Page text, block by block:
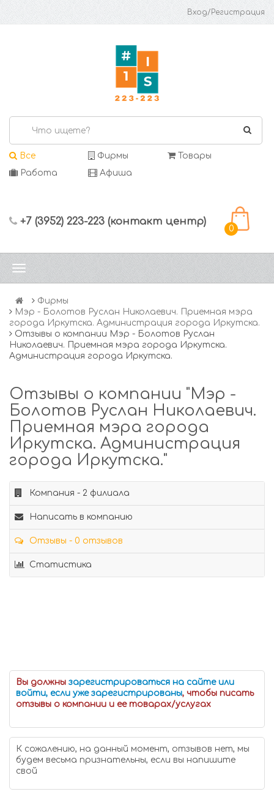
Вход/Регистрация
Все Фирмы
Товары
Работа
Афиша
+7 (3952) 223-223 (контакт центр)
0
Фирмы
Мэр - Болотов Руслан Николаевич. Приемная мэра
города Иркутска. Администрация города Иркутска.
Отзывы о компании Мэр - Болотов Руслан
Николаевич. Приемная мэра города Иркутска.
Администрация города Иркутска.
Отзывы о компании "Мэр -
Болотов Руслан Николаевич.
Приемная мэра города
Иркутска. Администрация
города Иркутска."
Компания - 2 филиала
Написать в компанию
Отзывы - 0 отзывов
Статистика
Вы должны зарегистрироваться на сайте или
войти, если уже зарегистрированы, чтобы писать
отзывы о компании и ее товарах/услугах
К сожалению, на данный момент, отзывов нет, мы
будем весьма признательны, если вы напишите
свой